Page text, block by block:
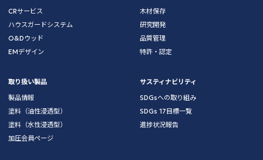
CRサービス
ハウスガードシステム
O&Dウッド
EMデザイン
木材保存
研究開発
品質管理
特許・認定
取り扱い製品
製品情報
塗料（油性浸透型）
塗料（水性浸透型）
加圧会員ページ
サスティナビリティ
SDGsへの取り組み
SDGs 17目標一覧
進捗状況報告